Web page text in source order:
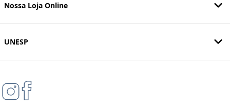
Nossa Loja Online
UNESP